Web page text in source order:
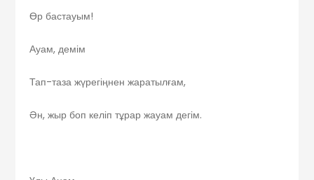
Өр бастауым!
Ауам, демім
Тап-таза жүрегіңнен жаратылғам,
Ән, жыр боп келіп тұрар жауам дегім.